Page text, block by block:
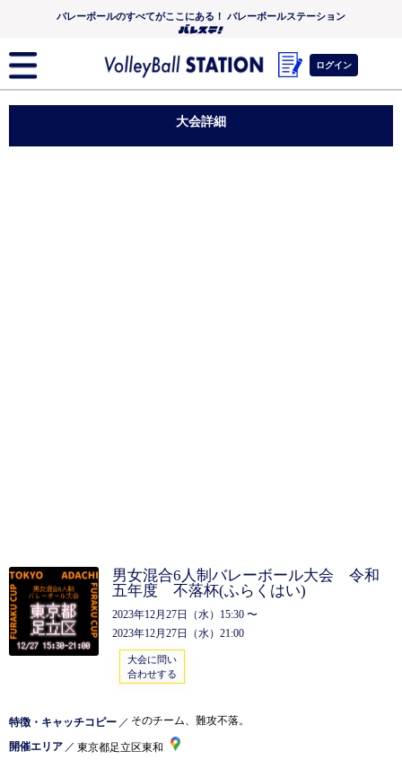
バレーボールのすべてがここにある！ バレーボールステーション
ログイン
大会詳細
男女混合6人制バレーボール大会 令和
五年度 不落杯(ふらくはい)
2023年12月27日（水）15:30 〜
2023年12月27日（水）21:00
大会に問い
合わせする
特徴・キャッチコピー ／ そのチーム、難攻不落。
開催エリア ／ 東京都足立区東和